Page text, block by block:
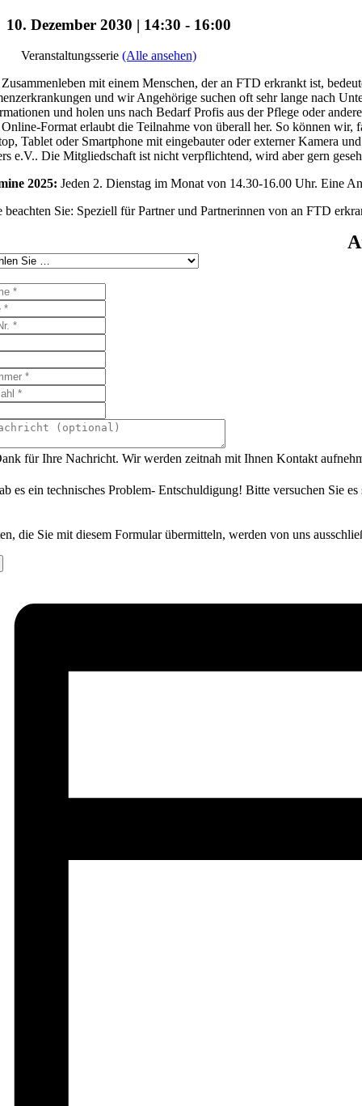
10. Dezember 2030 | 14:30 - 16:00
Veranstaltungsserie (Alle ansehen)
mit einem Menschen, der an FTD erkrankt ist,
und wir Angehörige suchen oft sehr lange nach
und holen uns nach Bedarf Profis aus der Pflege oder
Format erlaubt die Teilnahme von überall her. So können
Tablet oder Smartphone mit eingebauter oder externer Kamera
e.V.. Die Mitgliedschaft ist nicht verpflichtend, wird aber gern
2025: Jeden 2. Dienstag im Monat von 14.30-16.00 Uhr. Eine
beachten Sie: Speziell für Partner und Partnerinnen von an FTD
für Ihre Nachricht. Wir werden zeitnah mit Ihnen Kontakt
es ein technisches Problem- Entschuldigung! Bitte versuchen Sie
die Sie mit diesem Formular übermitteln, werden von uns